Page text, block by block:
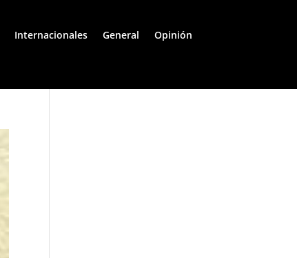
Internacionales General Opinión